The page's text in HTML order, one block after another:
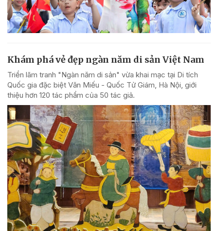
Khám phá vẻ đẹp ngàn năm di sản Việt Nam
Triển lãm tranh "Ngàn năm di sản" vừa khai mạc tại Di tích
Quốc gia đặc biệt Văn Miếu - Quốc Tử Giám, Hà Nội, giới
thiệu hơn 120 tác phẩm của 50 tác giả.